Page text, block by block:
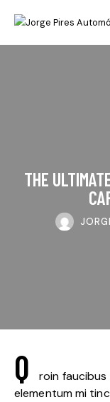
THE
Q
roin faucibus
elementum mi